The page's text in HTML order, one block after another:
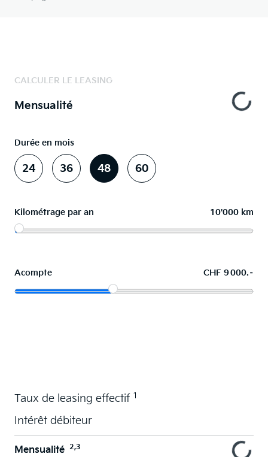
CALCULER LE LEASING
Mensualité
Durée en mois
24 36 48 60
Kilométrage par an 10'000 km
Acompte CHF 9 000.–
Taux de leasing effectif 1
Intérêt débiteur
Mensualité 2,3